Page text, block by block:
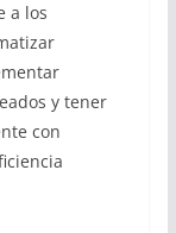
a los
y tener
con